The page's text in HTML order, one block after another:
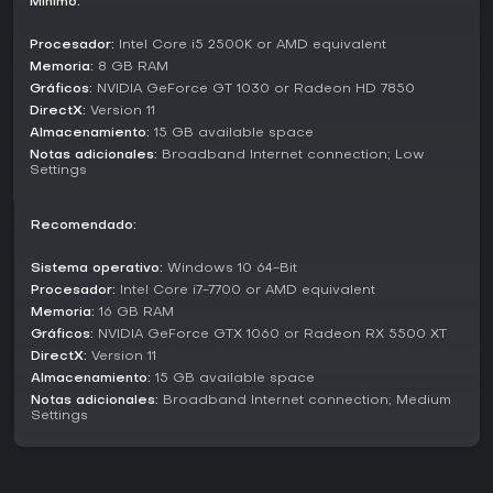
El juego está diseñado para equipos de cuatro, sin modos
competitivos; es puro jugador contra entorno. No hay
soporte directo para solitario, pero los bots llenan huecos
en el equipo para quienes no tengan grupo completo.
Completar expediciones desbloquea equipo cosmético
como recompensa, aportando progresión.
funcionan como temporadas, trayendo nuevos retos y
entornos. A principios de 2026, el juego sigue activo, con
adiciones recientes de finales de 2025, incluyendo desafíos
liderados por los desarrolladores y compartidos con la
comunidad.
cada Rundown introduce expediciones únicas y ajustes en
Procesador: Intel Core i5 2500K or AMD equivalent
Memoria: 8 GB RAM
Gráficos: NVIDIA GeForce GT 1030 or Radeon HD 7850
DirectX: Version 11
Almacenamiento: 15 GB available space
Notas adicionales: Broadband Internet connection; Low
Settings
Recomendado:
Sistema operativo: Windows 10 64-Bit
Procesador: Intel Core i7-7700 or AMD equivalent
Memoria: 16 GB RAM
Gráficos: NVIDIA GeForce GTX 1060 or Radeon RX 5500 XT
DirectX: Version 11
Almacenamiento: 15 GB available space
Notas adicionales: Broadband Internet connection; Medium
Settings